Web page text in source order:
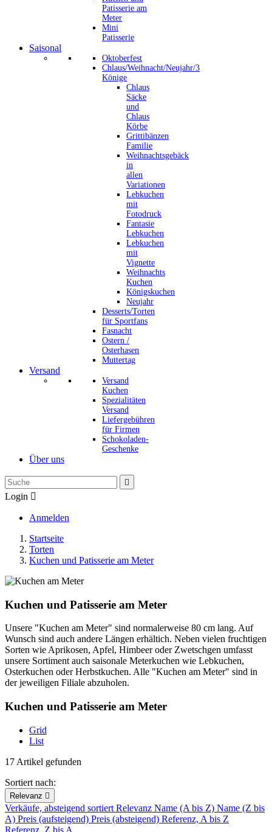
Patisserie am
Meter
Mini
Patisserie
Saisonal
Oktoberfest
Chlaus/Weihnacht/Neujahr/3
Könige
Chlaus
Säcke
und
Chlaus
Körbe
Grittibänzen
Familie
Weihnachtsgebäck
in
allen
Variationen
Lebkuchen
mit
Fotodruck
Fantasie
Lebkuchen
Lebkuchen
mit
Vignette
Weihnachts
Kuchen
Königskuchen
Neujahr
Desserts/Torten
für Sportfans
Fasnacht
Ostern /
Osterhasen
Muttertag
Versand
Versand
Kuchen
Spezialitäten
Versand
Liefergebühren
für Firmen
Schokoladen-
Geschenke
Über uns

Login 
Anmelden
Startseite
Torten
Kuchen und Patisserie am Meter
Kuchen und Patisserie am Meter
Unsere "Kuchen am Meter" sind normalerweise 80 cm lang. Auf
Wunsch sind auch andere Längen erhältich. Neben vielen fruchtigen
Sorten wie Aprikosen, Apfel, Himbeer oder Zwetschgen umfasst
unsere Sortiment auch saisonale Meterkuchen wie Lebkuchen,
Osterkuchen oder Herbstkuchen. Alle "Kuchen am Meter" sind in
der jeweiligen Filiale abzuholen.
Kuchen und Patisserie am Meter
Grid
List
17 Artikel gefunden
Sortiert nach:
Relevanz 
Verkäufe, absteigend sortiert Relevanz Name (A bis Z) Name (Z bis
A) Preis (aufsteigend) Preis (absteigend) Referenz, A bis Z
Referenz, Z bis A